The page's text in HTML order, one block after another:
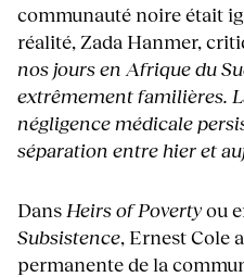
communauté noire était
réalité, Zada Hanmer,
nos jours en Afrique du
extrêmement familières.
négligence médicale
séparation entre hier et
Dans Heirs of Povertyou
Subsistence, Ernest Cole
permanente de la